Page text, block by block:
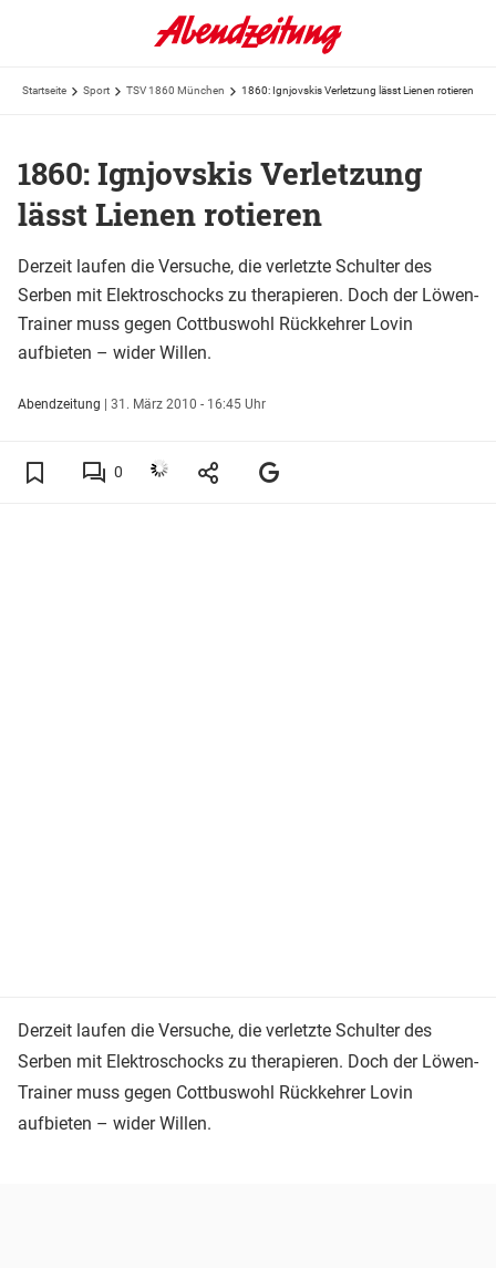
Startseite Sport TSV 1860 München 1860: Ignjovskis Verletzung lässt Lienen rotieren
1860: Ignjovskis Verletzung
lässt Lienen rotieren
Derzeit laufen die Versuche, die verletzte Schulter des
Serben mit Elektroschocks zu therapieren. Doch der Löwen-
Trainer muss gegen Cottbuswohl Rückkehrer Lovin
aufbieten – wider Willen.
Abendzeitung | 31. März 2010 - 16:45 Uhr
0
Derzeit laufen die Versuche, die verletzte Schulter des
Serben mit Elektroschocks zu therapieren. Doch der Löwen-
Trainer muss gegen Cottbuswohl Rückkehrer Lovin
aufbieten – wider Willen.